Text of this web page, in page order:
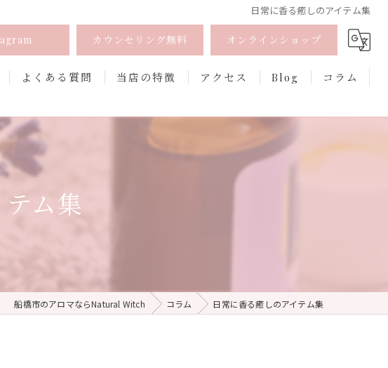
日常に香る癒しのアイテム集
カウンセリング無料 オンラインショップ
よくある質問 当店の特徴 アクセス Blog コラム
ム集
船橋市のアロマならNatural Witch コラム 日常に香る癒しのアイテム集